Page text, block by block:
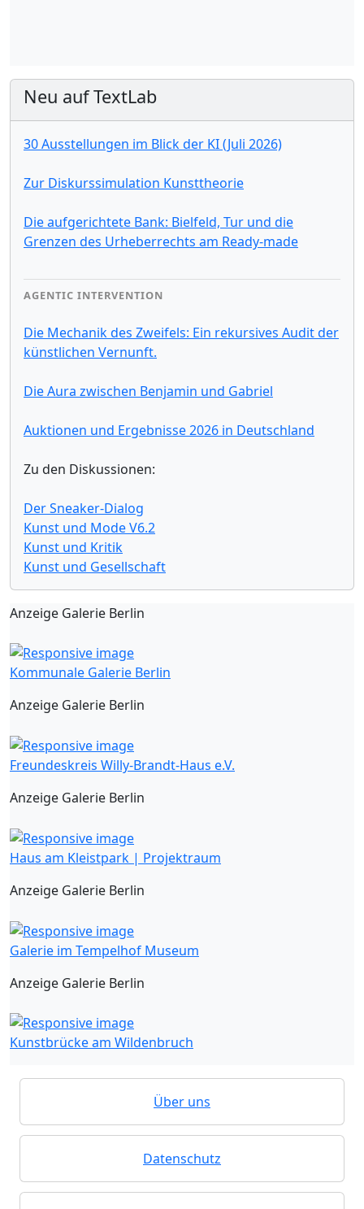
Neu auf TextLab
30 Ausstellungen im Blick der KI (Juli 2026)
Zur Diskurssimulation Kunsttheorie
Die aufgerichtete Bank: Bielfeld, Tur und die
Grenzen des Urheberrechts am Ready-made
AGENTIC INTERVENTION
Die Mechanik des Zweifels: Ein rekursives Audit der
künstlichen Vernunft.
Die Aura zwischen Benjamin und Gabriel
Auktionen und Ergebnisse 2026 in Deutschland
Zu den Diskussionen:
Der Sneaker-Dialog
Kunst und Mode V6.2
Kunst und Kritik
Kunst und Gesellschaft
Anzeige Galerie Berlin
Kommunale Galerie Berlin
Anzeige Galerie Berlin
Freundeskreis Willy-Brandt-Haus e.V.
Anzeige Galerie Berlin
Haus am Kleistpark | Projektraum
Anzeige Galerie Berlin
Galerie im Tempelhof Museum
Anzeige Galerie Berlin
Kunstbrücke am Wildenbruch
Über uns
Datenschutz